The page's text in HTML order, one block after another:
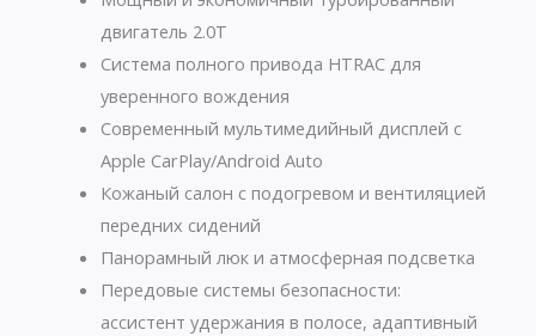
двигатель 2.0T
Система полного привода HTRAC для
уверенного вождения
Современный мультимедийный дисплей с
Apple CarPlay/Android Auto
Кожаный салон с подогревом и вентиляцией
передних сидений
Панорамный люк и атмосферная подсветка
Передовые системы безопасности:
ассистент удержания в полосе, адаптивный